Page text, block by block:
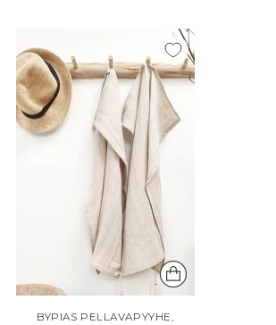
BYPIAS PELLAVAPYYHE,